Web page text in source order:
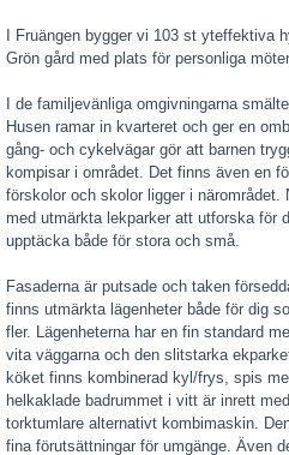
I Fruängen bygger vi 103 st yteffektiva
Grön gård med plats för personliga
I de familjevänliga omgivningarna
Husen ramar in kvarteret och ger en
gång- och cykelvägar gör att barnen
kompisar i området. Det finns även en
förskolor och skolor ligger i närområdet.
med utmärkta lekparker att utforska för
upptäcka både för stora och små.
Fasaderna är putsade och taken
finns utmärkta lägenheter både för dig
fler. Lägenheterna har en fin standard
vita väggarna och den slitstarka
köket finns kombinerad kyl/frys, spis
helkaklade badrummet i vitt är inrett
torktumlare alternativt kombimaskin.
fina förutsättningar för umgänge. Även